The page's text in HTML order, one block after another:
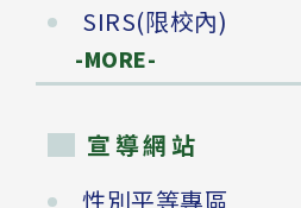
SIRS(限校內)
-MORE-
宣導網站
性別平等專區